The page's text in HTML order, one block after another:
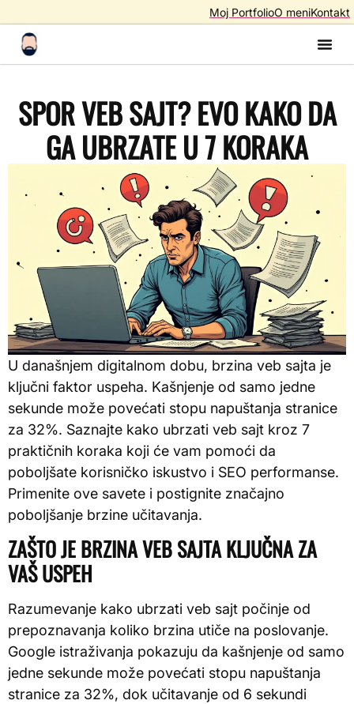
Moj PortfolioO meniKontakt
SPOR VEB SAJT? EVO KAKO DA
GA UBRZATE U 7 KORAKA
U današnjem digitalnom dobu, brzina veb sajta je
ključni faktor uspeha. Kašnjenje od samo jedne
sekunde može povećati stopu napuštanja stranice
za 32%. Saznajte kako ubrzati veb sajt kroz 7
praktičnih koraka koji će vam pomoći da
poboljšate korisničko iskustvo i SEO performanse.
Primenite ove savete i postignite značajno
poboljšanje brzine učitavanja.
ZAŠTO JE BRZINA VEB SAJTA KLJUČNA ZA
VAŠ USPEH
Razumevanje kako ubrzati veb sajt počinje od
prepoznavanja koliko brzina utiče na poslovanje.
Google istraživanja pokazuju da kašnjenje od samo
jedne sekunde može povećati stopu napuštanja
stranice za 32%, dok učitavanje od 6 sekundi